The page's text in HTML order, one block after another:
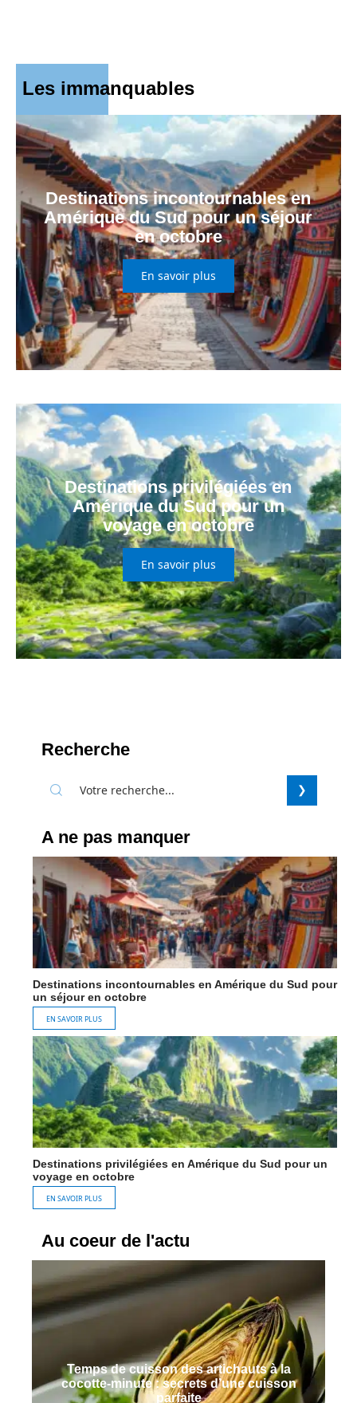
Les immanquables
Destinations incontournables en
Amérique du Sud pour un séjour
en octobre
En savoir plus
Destinations privilégiées en
Amérique du Sud pour un
voyage en octobre
En savoir plus
Recherche
A ne pas manquer
Destinations incontournables en Amérique du Sud pour
un séjour en octobre
EN SAVOIR PLUS
Destinations privilégiées en Amérique du Sud pour un
voyage en octobre
EN SAVOIR PLUS
Au coeur de l'actu
Temps de cuisson des artichauts à la
cocotte-minute : secrets d’une cuisson
parfaite